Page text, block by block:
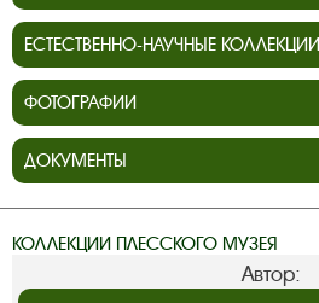
ЕСТЕСТВЕННО-НАУЧНЫЕ КОЛЛЕКЦИИ
ФОТОГРАФИИ
ДОКУМЕНТЫ
КОЛЛЕКЦИИ ПЛЕССКОГО МУЗЕЯ
Автор: